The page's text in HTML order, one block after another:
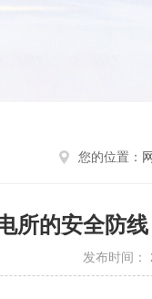
您的位置：
所的安全防
发布时间